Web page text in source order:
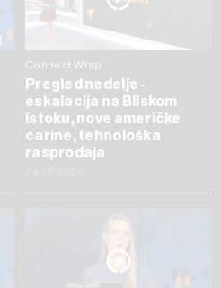
Connect Wrap
Pregled nedelje -
eskalacija na Bliskom
istoku, nove američke
carine, tehnološka
rasprodaja